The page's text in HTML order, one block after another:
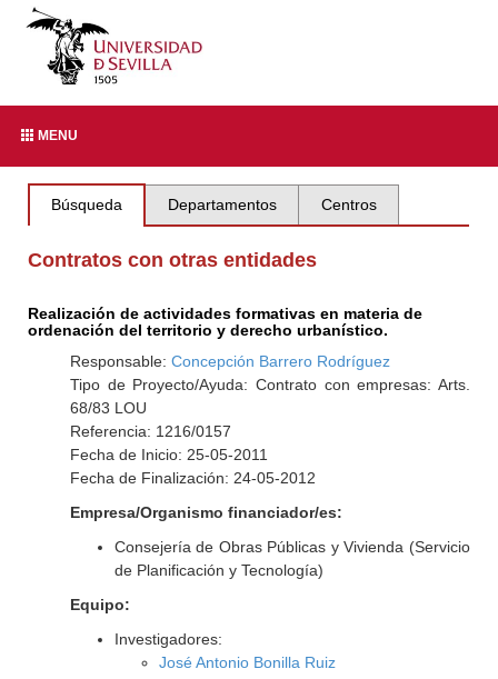
MENU
Búsqueda Departamentos Centros
Contratos con otras entidades
Realización de actividades formativas en materia de
ordenación del territorio y derecho urbanístico.
Responsable: Concepción Barrero Rodríguez
Tipo de Proyecto/Ayuda: Contrato con empresas: Arts.
68/83 LOU
Referencia: 1216/0157
Fecha de Inicio: 25-05-2011
Fecha de Finalización: 24-05-2012
Empresa/Organismo financiador/es:
Consejería de Obras Públicas y Vivienda (Servicio
de Planificación y Tecnología)
Equipo:
Investigadores:
José Antonio Bonilla Ruiz